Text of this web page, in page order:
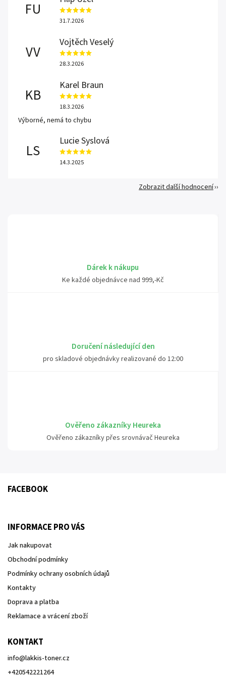
Dárek k nákupu
Ke každé objednávce nad 999,-Kč
Doručení následující den
pro skladové objednávky realizované do 12:00
Ověřeno zákazníky Heureka
Ověřeno zákazníky přes srovnávač Heureka
FU
31.7.2026
VV
Vojtěch Veselý
28.3.2026
KB
Karel Braun
18.3.2026
Výborné, nemá to chybu
LS
Lucie Syslová
14.3.2025
Zobrazit další hodnocení
FACEBOOK
INFORMACE PRO VÁS
Jak nakupovat
Obchodní podmínky
Podmínky ochrany osobních údajů
Kontakty
Doprava a platba
Reklamace a vrácení zboží
KONTAKT
info@lakkis-toner.cz
+420542221264